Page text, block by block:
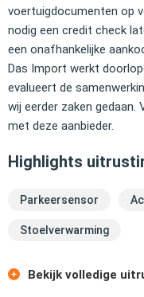
voertuigdocumenten op
nodig een credit check
een onafhankelijke
Das Import werkt
evalueert de
wij eerder zaken gedaan.
met deze aanbieder.
Highlights
Parkeersensor
Stoelverwarming
Bekijk volledige